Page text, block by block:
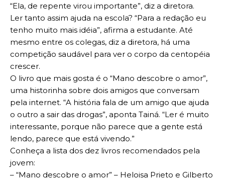
“Ela, de repente virou importante”, diz a diretora.
Ler tanto assim ajuda na escola? “Para a redação eu
tenho muito mais idéia”, afirma a estudante. Até
mesmo entre os colegas, diz a diretora, há uma
competição saudável para ver o corpo da centopéia
crescer.
O livro que mais gosta é o “Mano descobre o amor”,
uma historinha sobre dois amigos que conversam
pela internet. “A história fala de um amigo que ajuda
o outro a sair das drogas”, aponta Tainá. “Ler é muito
interessante, porque não parece que a gente está
lendo, parece que está vivendo.”
Conheça a lista dos dez livros recomendados pela
jovem:
– “Mano descobre o amor” – Heloisa Prieto e Gilberto